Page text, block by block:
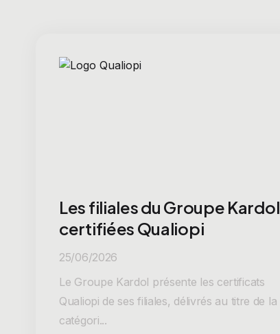
Les filiales du Groupe Kardol
certifiées Qualiopi
25/06/2026
Le Groupe Kardol présente les certificats
Qualiopi de ses filiales, délivrés au titre de la
catégori...